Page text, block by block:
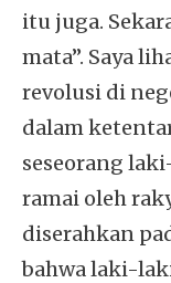
itu juga.
mata”. Saya
revolusi di
dalam
seseorang
ramai oleh
diserahkan
bahwa laki-